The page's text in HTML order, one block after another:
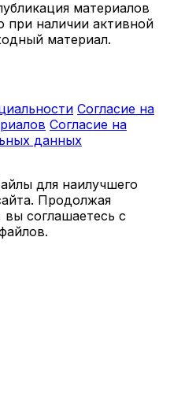
материалов
при наличии активной
материал.
Согласие на
Согласие на
данных
для наилучшего
Продолжая
вы соглашаетесь с